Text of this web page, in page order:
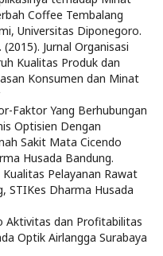
Coffee Tembalang
Universitas Diponegoro.
Jurnal Organisasi
Kualitas Produk dan
Konsumen dan Minat
Faktor Yang Berhubungan
Optisien Dengan
Sakit Mata Cicendo
Husada Bandung.
Pelayanan Rawat
STIKes Dharma Husada
Aktivitas dan Profitabilitas
Optik Airlangga Surabaya